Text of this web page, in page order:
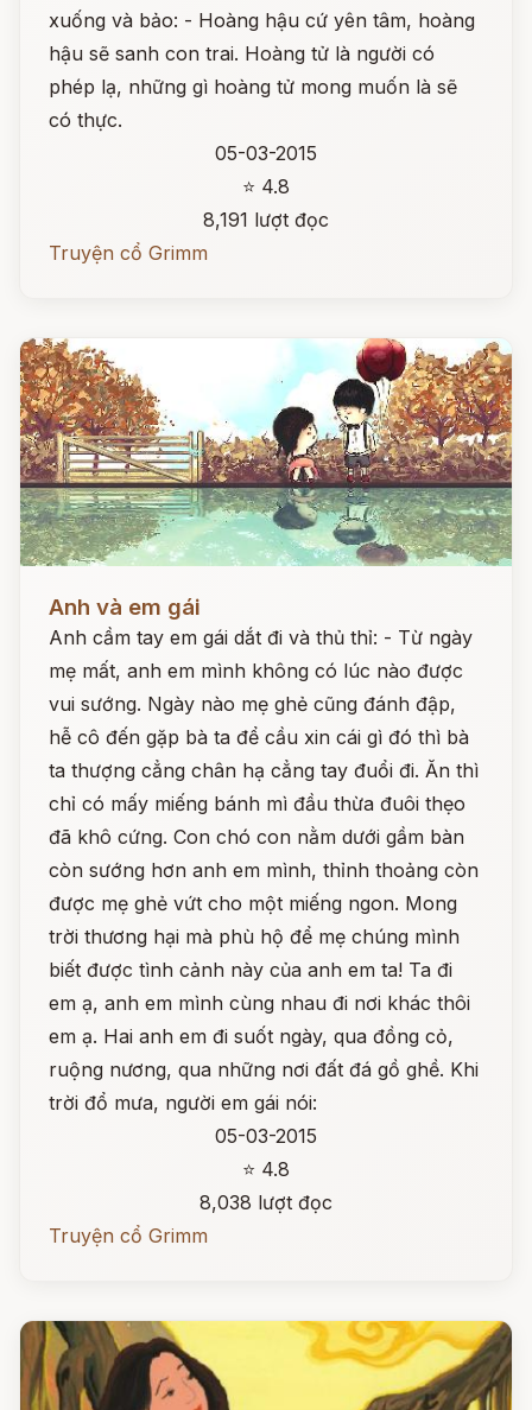
xuống và bảo: - Hoàng hậu cứ yên tâm, hoàng
hậu sẽ sanh con trai. Hoàng tử là người có
phép lạ, những gì hoàng tử mong muốn là sẽ
có thực.
05-03-2015
⭐ 4.8
8,191 lượt đọc
Truyện cổ Grimm
Anh và em gái
Anh cầm tay em gái dắt đi và thủ thỉ: - Từ ngày
mẹ mất, anh em mình không có lúc nào được
vui sướng. Ngày nào mẹ ghẻ cũng đánh đập,
hễ cô đến gặp bà ta để cầu xin cái gì đó thì bà
ta thượng cẳng chân hạ cẳng tay đuổi đi. Ăn thì
chỉ có mấy miếng bánh mì đầu thừa đuôi thẹo
đã khô cứng. Con chó con nằm dưới gầm bàn
còn sướng hơn anh em mình, thỉnh thoảng còn
được mẹ ghẻ vứt cho một miếng ngon. Mong
trời thương hại mà phù hộ để mẹ chúng mình
biết được tình cảnh này của anh em ta! Ta đi
em ạ, anh em mình cùng nhau đi nơi khác thôi
em ạ. Hai anh em đi suốt ngày, qua đồng cỏ,
ruộng nương, qua những nơi đất đá gồ ghề. Khi
trời đổ mưa, người em gái nói:
05-03-2015
⭐ 4.8
8,038 lượt đọc
Truyện cổ Grimm